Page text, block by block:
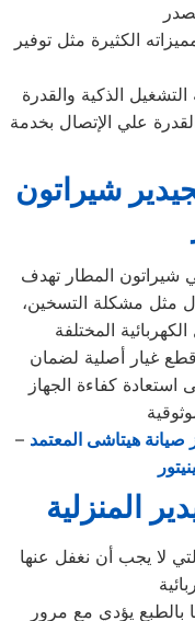
الكثيرة مثل توفير
الذكية والقدرة
علي الإتصال بخدمة
شيراتون
شيراتون المطار تهدف
مثل مشكلة التسخين،
كفاءة الجهاز
صيانة هيتاشى المعتمد –
المنزلية
لا يجب أن نغفل عنها